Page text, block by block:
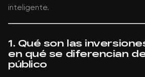
inteligente.
1. Qué son las
en qué se diferencian
público